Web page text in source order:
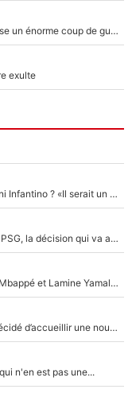
Victime de racisme contre Murray, Kyrgios pousse un énorme coup de gueule !
exulte
Du PSG à la tête de la FIFA pour remplacer Gianni Infantino ? «Il serait un mauvais président», le patron de la Liga s'attaque à Nasser Al-Khelaïfi !
Bradley Barcola : Luis Enrique prêt à l’écarter au PSG, la décision qui va accélérer son transfert à Liverpool ?
La Liga sur beIN SPORTS, c’est terminé : Kylian Mbappé et Lamine Yamal changent de chaîne, «le moment était venu d'ouvrir un nouveau chapitre»
Avant l’annonce de sa première liste, Zidane a décidé d’accueillir une nouvelle tête en équipe de France
n'en est pas une...